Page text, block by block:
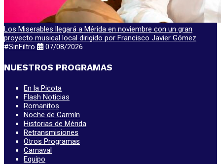
Los Miserables llegará a Mérida en noviembre con un gran
proyecto musical local dirigido por Francisco Javier Gómez
#SinFiltro
07/08/2026
NUESTROS PROGRAMAS
En la Picota
Flash Noticias
Romanitos
Noche de Carmín
Historias de Mérida
Retransmisiones
Otros Programas
Carnaval
Equipo